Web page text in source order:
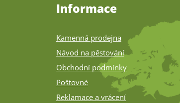
Informace
Kamenná prodejna
Návod na pěstování
Obchodní podmínky
Poštovné
Reklamace a vrácení